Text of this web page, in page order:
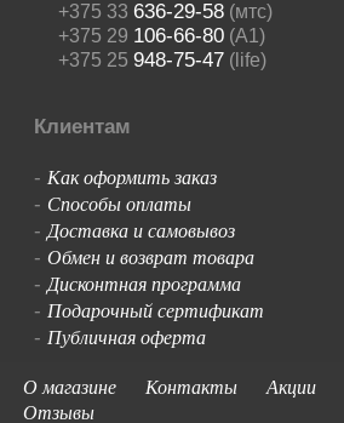
+375 33 636-29-58(мтс)
+375 29 106-66-80(A1)
+375 25 948-75-47(life)
Клиентам
- Как оформить заказ
- Способы оплаты
-Доставка и самовывоз
- Обмен и возврат товара
-Дисконтная программа
- Подарочный сертификат
- Публичная оферта
О магазине
Контакты Акции
Отзывы